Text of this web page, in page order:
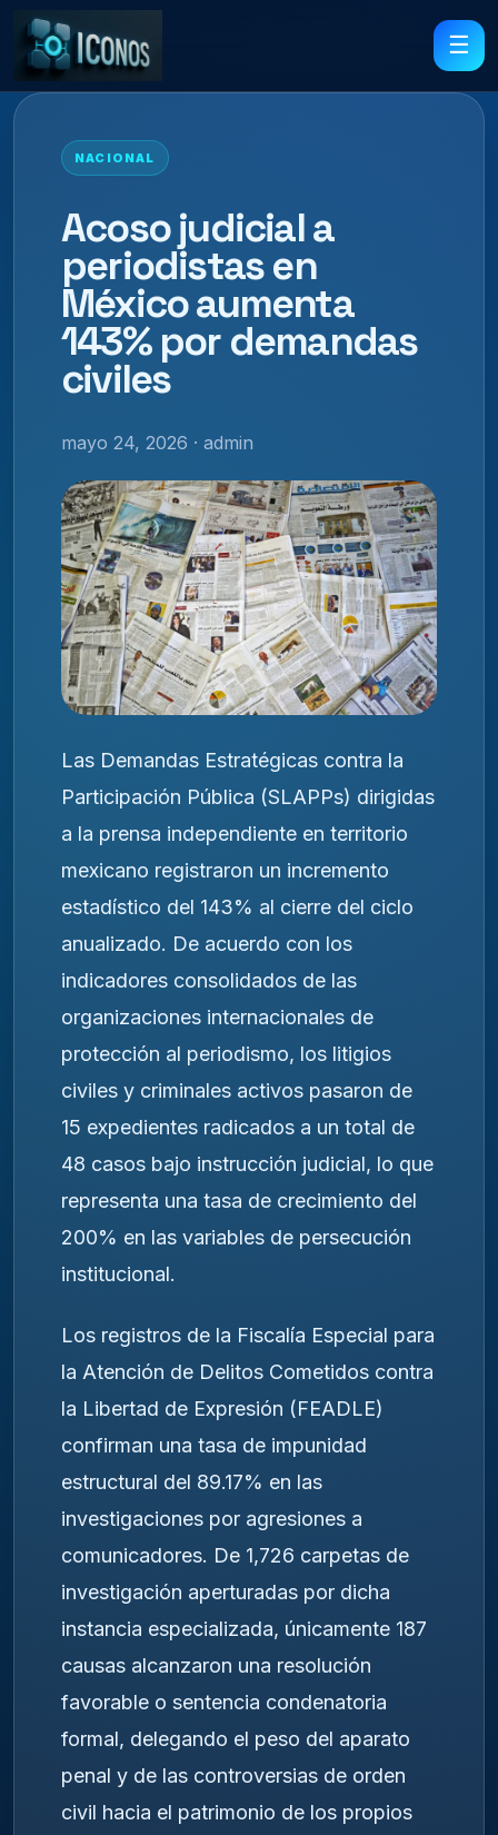
☰
NACIONAL
Acoso judicial a
periodistas en
México aumenta
143% por demandas
civiles
mayo 24, 2026 · admin
Las Demandas Estratégicas contra la
Participación Pública (SLAPPs) dirigidas
a la prensa independiente en territorio
mexicano registraron un incremento
estadístico del 143% al cierre del ciclo
anualizado. De acuerdo con los
indicadores consolidados de las
organizaciones internacionales de
protección al periodismo, los litigios
civiles y criminales activos pasaron de
15 expedientes radicados a un total de
48 casos bajo instrucción judicial, lo que
representa una tasa de crecimiento del
200% en las variables de persecución
institucional.
Los registros de la Fiscalía Especial para
la Atención de Delitos Cometidos contra
la Libertad de Expresión (FEADLE)
confirman una tasa de impunidad
estructural del 89.17% en las
investigaciones por agresiones a
comunicadores. De 1,726 carpetas de
investigación aperturadas por dicha
instancia especializada, únicamente 187
causas alcanzaron una resolución
favorable o sentencia condenatoria
formal, delegando el peso del aparato
penal y de las controversias de orden
civil hacia el patrimonio de los propios